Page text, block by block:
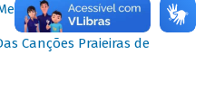
Pandeiro”
Canções Praieiras de